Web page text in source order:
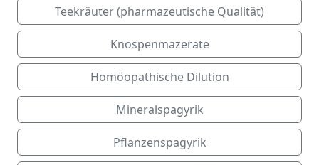
Teekräuter (pharmazeutische Qualität)
Knospenmazerate
Homöopathische Dilution
Mineralspagyrik
Pflanzenspagyrik